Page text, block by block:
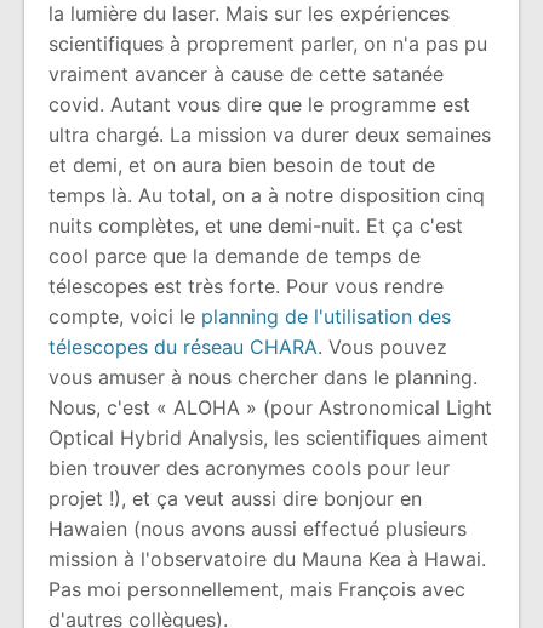
la lumière du laser. Mais sur les expériences
scientifiques à proprement parler, on n'a pas pu
vraiment avancer à cause de cette satanée
covid. Autant vous dire que le programme est
ultra chargé. La mission va durer deux semaines
et demi, et on aura bien besoin de tout de
temps là. Au total, on a à notre disposition cinq
nuits complètes, et une demi-nuit. Et ça c'est
cool parce que la demande de temps de
télescopes est très forte. Pour vous rendre
compte, voici le planning de l'utilisation des
télescopes du réseau CHARA. Vous pouvez
vous amuser à nous chercher dans le planning.
Nous, c'est « ALOHA » (pour Astronomical Light
Optical Hybrid Analysis, les scientifiques aiment
bien trouver des acronymes cools pour leur
projet !), et ça veut aussi dire bonjour en
Hawaien (nous avons aussi effectué plusieurs
mission à l'observatoire du Mauna Kea à Hawai.
Pas moi personnellement, mais François avec
d'autres collègues).